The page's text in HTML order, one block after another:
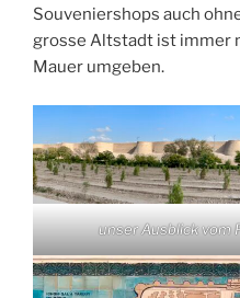
Souveniershops auch
grosse Altstadt ist immer
Mauer umgeben.
unser Ausblick vom